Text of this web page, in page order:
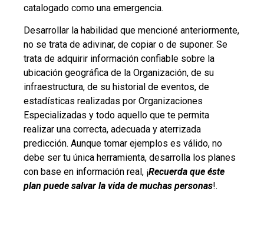
catalogado como una emergencia.
Desarrollar la habilidad que mencioné anteriormente,
no se trata de adivinar, de copiar o de suponer. Se
trata de adquirir información confiable sobre la
ubicación geográfica de la Organización, de su
infraestructura, de su historial de eventos, de
estadísticas realizadas por Organizaciones
Especializadas y todo aquello que te permita
realizar una correcta, adecuada y aterrizada
predicción. Aunque tomar ejemplos es válido, no
debe ser tu única herramienta, desarrolla los planes
con base en información real, ¡Recuerda que éste
plan puede salvar la vida de muchas personas!.